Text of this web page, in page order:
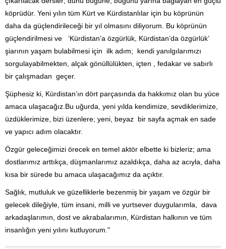
köprüdür. Yeni yılın tüm Kürt ve Kürdistanlılar için bu köprünün
daha da güçlendirileceği bir yıl olmasını diliyorum. Bu köprünün
güçlendirilmesi ve ‘Kürdistan’a özgürlük, Kürdistan’da özgürlük’
şiarının yaşam bulabilmesi için ilk adım; kendi yanılgılarımızı
sorgulayabilmekten, alçak gönüllülükten, içten , fedakar ve sabırlı
bir çalışmadan geçer.
Şüphesiz ki, Kürdistan’ın dört parçasında da hakkımız olan bu yüce
amaca ulaşacağız.Bu uğurda, yeni yılda kendimize, sevdiklerimize,
üzdüklerimize, bizi üzenlere; yeni, beyaz bir sayfa açmak en sade
ve yapıcı adım olacaktır.
Özgür geleceğimizi örecek en temel aktör elbette ki bizleriz; ama
dostlarımız arttıkça, düşmanlarımız azaldıkça, daha az acıyla, daha
kısa bir sürede bu amaca ulaşacağımız da açıktır.
Sağlık, mutluluk ve güzelliklerle bezenmiş bir yaşam ve özgür bir
gelecek dileğiyle, tüm insani, milli ve yurtsever duygularımla, dava
arkadaşlarımın, dost ve akrabalarımın, Kürdistan halkının ve tüm
insanlığın yeni yılını kutluyorum."